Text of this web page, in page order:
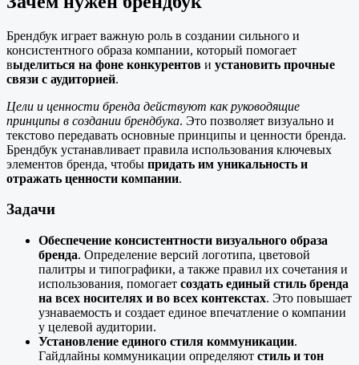
Брендбук играет важную роль в создании сильного и
консистентного образа компании, который помогает
выделиться на фоне конкурентов и установить прочные
связи с аудиторией.
Цели и ценности бренда действуют как руководящие
принципы в создании брендбука. Это позволяет визуально и
текстово передавать основные принципы и ценности бренда.
Брендбук устанавливает правила использования ключевых
элементов бренда, чтобы придать им уникальность и
отражать ценности компании.
Задачи
Обеспечение консистентности визуального образа
бренда. Определение версий логотипа, цветовой
палитры и типографики, а также правил их сочетания и
использования, помогает создать единый стиль бренда
на всех носителях и во всех контекстах. Это повышает
узнаваемость и создает единое впечатление о компании
у целевой аудитории.
Установление единого стиля коммуникации.
Гайдлайны коммуникации определяют стиль и тон